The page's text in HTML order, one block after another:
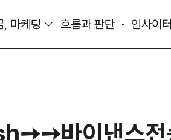
, 마케팅 흐름과 판단 인사이터